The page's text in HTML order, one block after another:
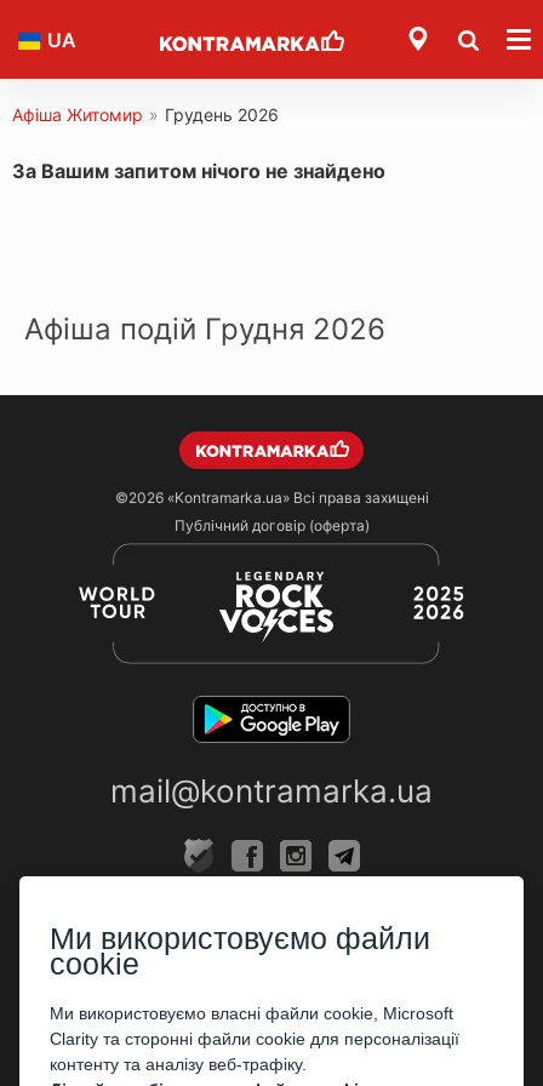
UA
Афіша Житомир » Грудень 2026
За Вашим запитом нічого не знайдено
Афіша подій Грудня 2026
©2026 «Kontramarka.ua»Всі права захищені
Публічний договір (оферта)
mail@kontramarka.ua
Каси
ПАРТНЕРАМ
Організаторам
Ми використовуємо файли
cookie
Ми використовуємо власні файли cookie, Microsoft
Clarity та сторонні файли cookie для персоналізації
контенту та аналізу веб-трафіку.